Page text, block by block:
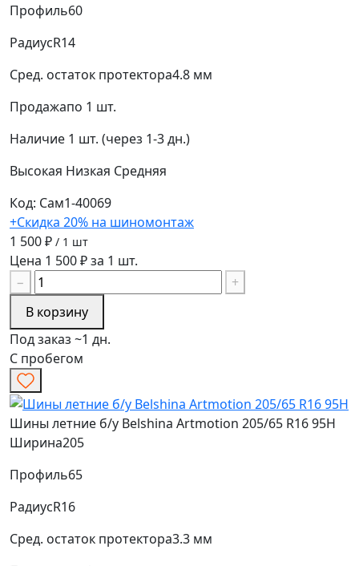
Профиль60
РадиусR14
Сред. остаток протектора4.8 мм
Продажапо 1 шт.
Наличие 1 шт. (через 1-3 дн.)
Высокая Низкая Средняя
Код: Сам1-40069
+Скидка 20% на шиномонтаж
1 500 ₽ / 1 шт
Цена 1 500 ₽ за 1 шт.
−
+
В корзину
Под заказ ~1 дн.
С пробегом
Шины летние б/у Belshina Artmotion 205/65 R16 95H
Ширина205
Профиль65
РадиусR16
Сред. остаток протектора3.3 мм